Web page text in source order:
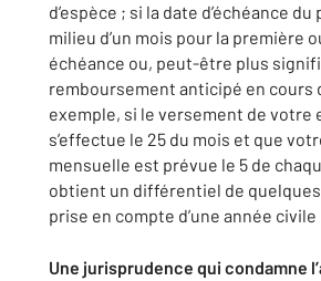
d’espèce ; si la date d’échéance
milieu d’un mois pour la première
échéance ou, peut-être plus
remboursement anticipé en cours
exemple, si le versement de votre
s’effectue le 25 du mois et que
mensuelle est prévue le 5 de
obtient un différentiel de
prise en compte d’une année
Une jurisprudence qui condamne